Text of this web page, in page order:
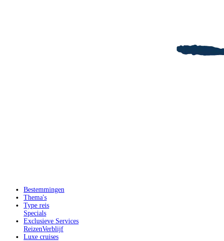
Bestemmingen
Thema's
Type reis
Specials
Exclusieve Services
ReizenVerblijf
Luxe cruises